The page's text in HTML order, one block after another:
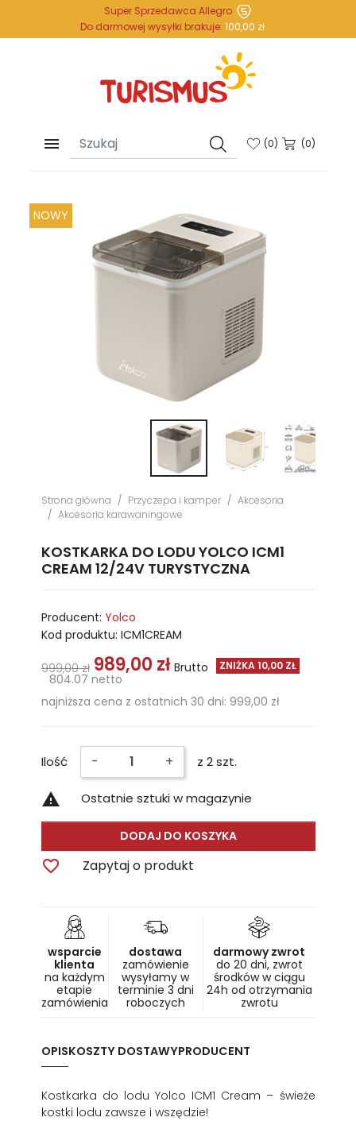
Do darmowej wysyłki brakuje: 100,00 zł
Super Sprzedawca Allegro
 (0) (0)
NOWY
Strona główna Przyczepa i kamper
Akcesoria
Akcesoria karawaningowe
KOSTKARKA DO LODU YOLCO ICM1
CREAM 12/24V TURYSTYCZNA
Producent: Yolco
Kod produktu: ICM1CREAM
999,00 zł 989,00 zł Brutto ZNIŻKA 10,00 ZŁ
804.07 netto
najniższa cena z ostatnich 30 dni: 999,00 zł
Ilość - + z 2 szt.
 Ostatnie sztuki w magazynie
DODAJ DO KOSZYKA
 Zapytaj o produkt
wsparcie
klienta
na każdym
etapie
zamówienia
dostawa
zamówienie
wysyłamy w
terminie 3 dni
roboczych
darmowy zwrot
do 20 dni, zwrot
środków w ciągu
24h od otrzymania
zwrotu
OPISKOSZTY DOSTAWYPRODUCENT
Kostkarka do lodu Yolco ICM1 Cream – świeże
kostki lodu zawsze i wszędzie!